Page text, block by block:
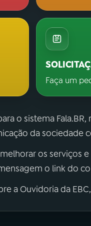
Faça um
o sistema
da sociedade
os
o link do
a Ouvidoria da